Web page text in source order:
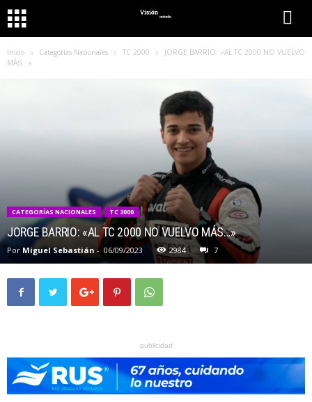
Inicio Categorías Nacionales TC 2000
JORGE BARRIO: «AL TC 2000 NO VUELVO
MÁS…»
CATEGORÍAS NACIONALES TC 2000
JORGE BARRIO: «AL TC 2000 NO VUELVO MÁS…»
Por Miguel Sebastián - 06/09/2023 2984 7
publicidad